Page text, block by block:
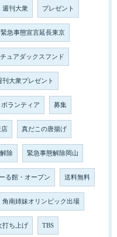
週刊大衆 プレゼント
緊急事態宣言延長東京
チュアダックスフンド
刊大衆プレゼント
ボランティア 募集
店 真だこの唐揚げ
除 緊急事態解除岡山
る館・オープン 送料無料
角南姉妹オリンピック出場
打ち上げ TBS